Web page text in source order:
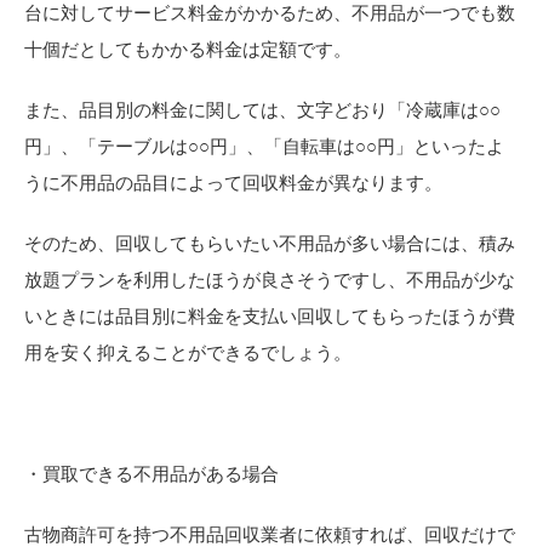
台に対してサービス料金がかかるため、不用品が一つでも数
十個だとしてもかかる料金は定額です。
また、品目別の料金に関しては、文字どおり「冷蔵庫は○○
円」、「テーブルは○○円」、「自転車は○○円」といったよ
うに不用品の品目によって回収料金が異なります。
そのため、回収してもらいたい不用品が多い場合には、積み
放題プランを利用したほうが良さそうですし、不用品が少な
いときには品目別に料金を支払い回収してもらったほうが費
用を安く抑えることができるでしょう。
・買取できる不用品がある場合
古物商許可を持つ不用品回収業者に依頼すれば、回収だけで